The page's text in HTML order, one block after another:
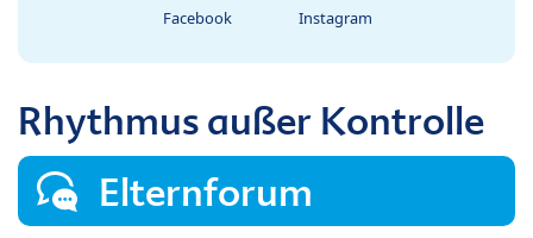
Facebook Instagram
Rhythmus außer Kontrolle
Elternforum